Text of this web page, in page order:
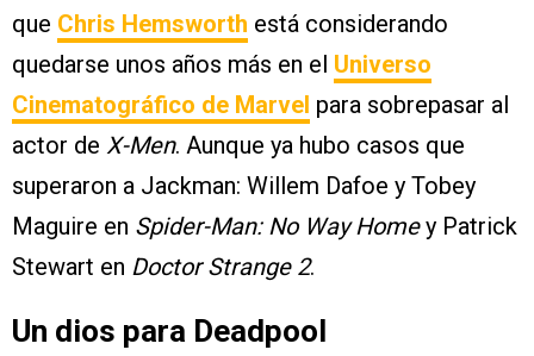
que Chris Hemsworth está considerando
quedarse unos años más en el Universo
Cinematográfico de Marvel para sobrepasar al
actor de X-Men. Aunque ya hubo casos que
superaron a Jackman: Willem Dafoe y Tobey
Maguire en Spider-Man: No Way Homey Patrick
Stewart en Doctor Strange 2.
Un dios para Deadpool